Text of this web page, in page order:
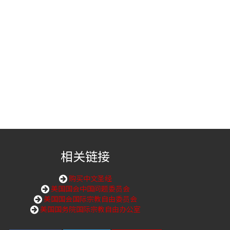
相关链接
购买中文圣经
美国国会中国问题委员会
美国国会国际宗教自由委员会
美国国务院国际宗教自由办公室